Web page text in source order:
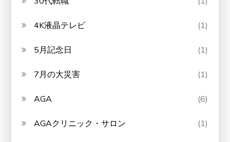
4K液晶テレビ (1)
5月記念日 (1)
7月の大災害 (1)
AGA (6)
AGAクリニック・サロン (1)